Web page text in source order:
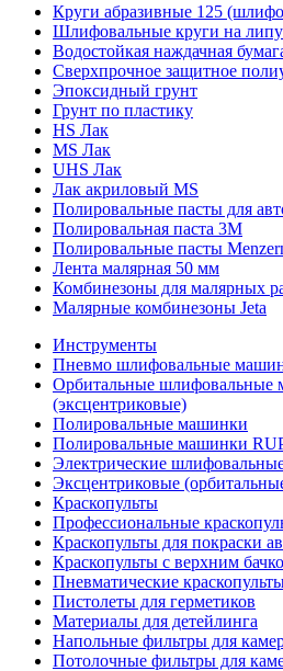
Круги абразивные 125
Шлифовальные круги на
Водостойкая наждачная
Сверхпрочное защитное
Эпоксидный грунт
Грунт по пластику
HS Лак
MS Лак
UHS Лак
Лак акриловый MS
Полировальные пасты для
Полировальная паста 3М
Полировальные пасты
Лента малярная 50 мм
Комбинезоны для малярных
Малярные комбинезоны Jeta
Инструменты
Пневмо шлифовальные
Орбитальные шлифовальные
(эксцентриковые)
Полировальные машинки
Полировальные машинки
Электрические
Эксцентриковые
Краскопульты
Профессиональные
Краскопульты для покраски
Краскопульты с верхним
Пневматические
Пистолеты для герметиков
Материалы для детейлинга
Напольные фильтры для
Потолочные фильтры для